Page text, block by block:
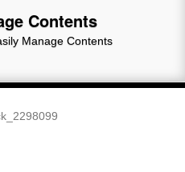
Contents
Manage Contents